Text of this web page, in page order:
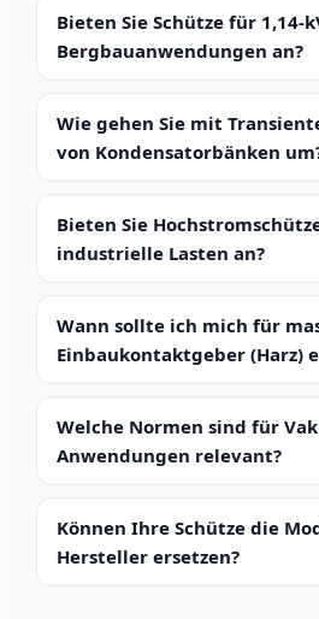
Bieten Sie Schütze für 1,14-
Bergbauanwendungen an?
Wie gehen Sie mit
von Kondensatorbänken
Bieten Sie
industrielle Lasten an?
Wann sollte ich mich für
Einbaukontaktgeber (Harz)
Welche Normen sind für
Anwendungen relevant?
Können Ihre Schütze die
Hersteller ersetzen?